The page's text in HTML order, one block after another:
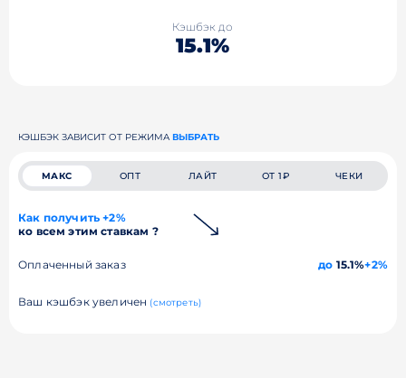
Кэшбэк до
15.1%
КЭШБЭК ЗАВИСИТ ОТ РЕЖИМА ВЫБРАТЬ
МАКС ОПТ ЛАЙТ ОТ 1₽ ЧЕКИ
Как получить +2%
ко всем этим ставкам ?
Оплаченный заказ до 15.1%+2%
Ваш кэшбэк увеличен (смотреть)